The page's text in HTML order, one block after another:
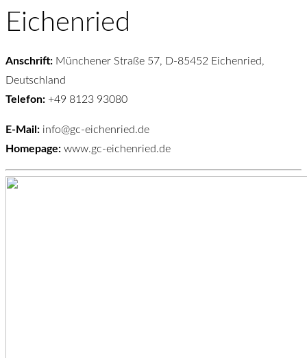
Eichenried
Anschrift: Münchener Straße 57, D-85452 Eichenried,
Deutschland
Telefon: +49 8123 93080
E-Mail: info@gc-eichenried.de
Homepage: www.gc-eichenried.de